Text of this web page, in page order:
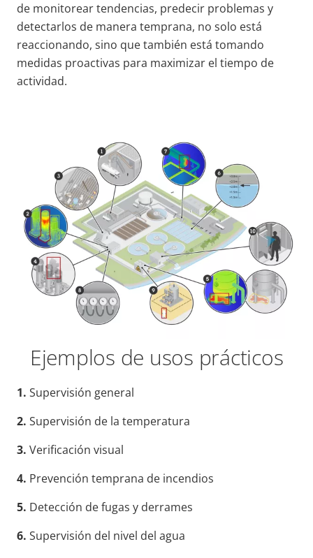
de monitorear tendencias, predecir problemas y
detectarlos de manera temprana, no solo está
reaccionando, sino que también está tomando
medidas proactivas para maximizar el tiempo de
actividad.
Ejemplos de usos prácticos
1. Supervisión general
2. Supervisión de la temperatura
3. Verificación visual
4. Prevención temprana de incendios
5. Detección de fugas y derrames
6. Supervisión del nivel del agua